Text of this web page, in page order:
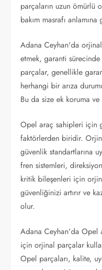
parçaların uzun ömürlü
bakım masrafı anlamına
Adana Ceyhan'da
etmek, garanti
parçalar, genellikle
herhangi bir arıza
Bu da size ek koruma
Opel araç sahipleri için
faktörlerden biridir.
güvenlik standartlarına
fren sistemleri,
kritik bileşenleri için
güvenliğinizi artırır ve
olur.
Adana Ceyhan'da Opel
için orjinal parçalar
Opel parçaları, kalite,